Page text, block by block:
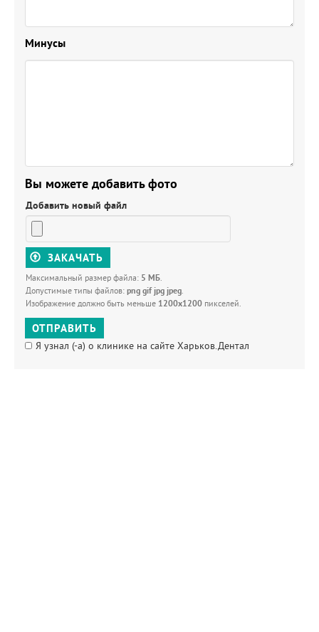
Минусы
Вы можете добавить фото
Добавить новый файл
ЗАКАЧАТЬ
Максимальный размер файла: 5 МБ.
Допустимые типы файлов: png gif jpg jpeg.
Изображение должно быть меньше 1200x1200 пикселей.
ОТПРАВИТЬ
Я узнал (-а) о клинике на сайте Харьков.Дентал